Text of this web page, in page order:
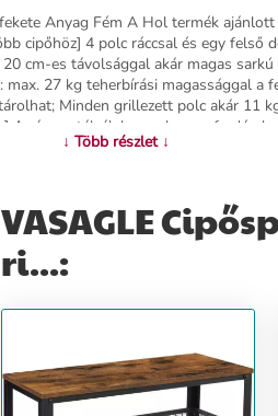
Anyag Fém A Hol termék
cipőhöz] 4 polc ráccsal és egy felső
cm-es távolsággal akár magas
27 kg teherbírási magassággal a
Minden grillezett polc akár 11
A rácsos tálcák laposak vagy ferdén
A megemelt hátsó él miatt a falat nem
a folyosót a káosztól, és jó polcot
↓ Több részlet ↓